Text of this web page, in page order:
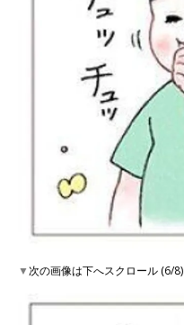
▼次の画像は下へスクロール (6/8)